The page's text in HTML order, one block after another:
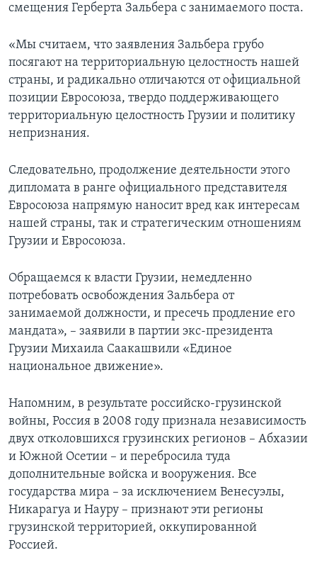
смещения Герберта Зальбера с занимаемого поста.
«Мы считаем, что заявления Зальбера грубо
посягают на территориальную целостность нашей
страны, и радикально отличаются от официальной
позиции Евросоюза, твердо поддерживающего
территориальную целостность Грузии и политику
непризнания.
Следовательно, продолжение деятельности этого
дипломата в ранге официального представителя
Евросоюза напрямую наносит вред как интересам
нашей страны, так и стратегическим отношениям
Грузии и Евросоюза.
Обращаемся к власти Грузии, немедленно
потребовать освобождения Зальбера от
занимаемой должности, и пресечь продление его
мандата», – заявили в партии экс-президента
Грузии Михаила Саакашвили «Единое
национальное движение».
Напомним, в результате российско-грузинской
войны, Россия в 2008 году признала независимость
двух отколовшихся грузинских регионов – Абхазии
и Южной Осетии – и перебросила туда
дополнительные войска и вооружения. Все
государства мира – за исключением Венесуэлы,
Никарагуа и Науру – признают эти регионы
грузинской территорией, оккупированной
Россией.